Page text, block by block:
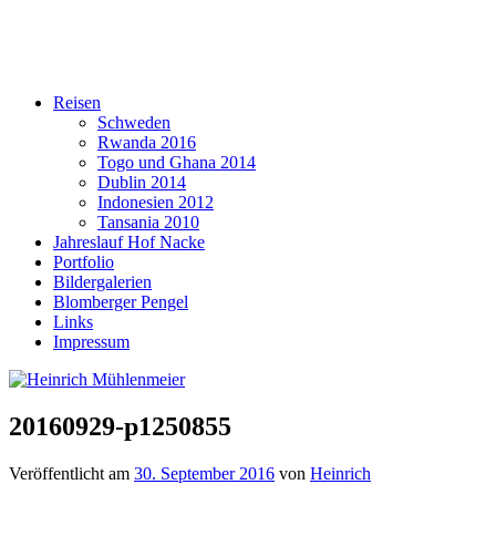
Reisen
Schweden
Rwanda 2016
Togo und Ghana 2014
Dublin 2014
Indonesien 2012
Tansania 2010
Jahreslauf Hof Nacke
Portfolio
Bildergalerien
Blomberger Pengel
Links
Impressum
20160929-p1250855
Veröffentlicht am 30. September 2016 von Heinrich